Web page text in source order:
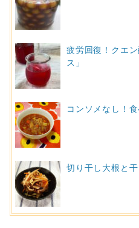
疲労回復！クエ
ス」
コンソメなし！
切り干し大根と